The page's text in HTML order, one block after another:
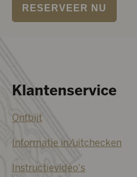
RESERVEER NU
Klantenservice
Ontbijt
Informatie in/uitchecken
Instructievideo's